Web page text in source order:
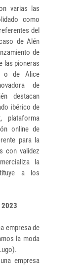
varias las
como
del
de Alén
de
las pioneras
o de Alice
de
destacan
ibérico de
plataforma
online de
para la
con validez
la
a los
2023
empresa de
la moda
empresa